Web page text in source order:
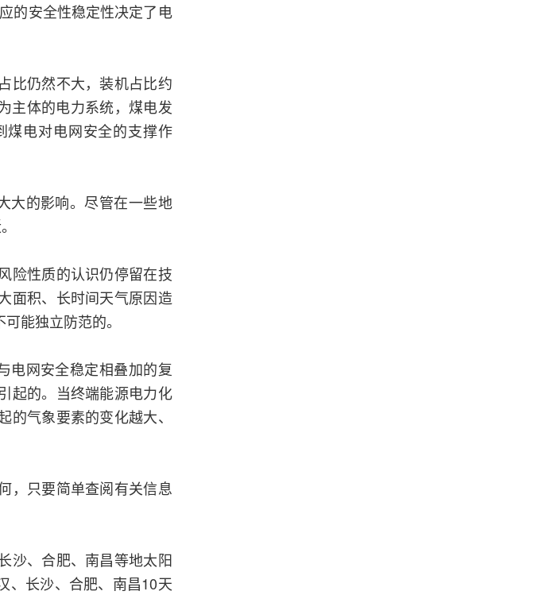
的安全性稳定性决定了电
比仍然不大，装机占比约
主体的电力系统，煤电发
煤电对电网安全的支撑作
大的影响。尽管在一些地
险性质的认识仍停留在技
面积、长时间天气原因造
能独立防范的。
电网安全稳定相叠加的复
起的。当终端能源电力化
气象要素的变化越大、
，只要简单查阅有关信息
沙、合肥、南昌等地太阳
、长沙、合肥、南昌10天